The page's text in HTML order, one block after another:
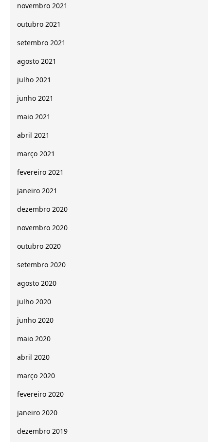
novembro 2021
outubro 2021
setembro 2021
agosto 2021
julho 2021
junho 2021
maio 2021
abril 2021
março 2021
fevereiro 2021
janeiro 2021
dezembro 2020
novembro 2020
outubro 2020
setembro 2020
agosto 2020
julho 2020
junho 2020
maio 2020
abril 2020
março 2020
fevereiro 2020
janeiro 2020
dezembro 2019